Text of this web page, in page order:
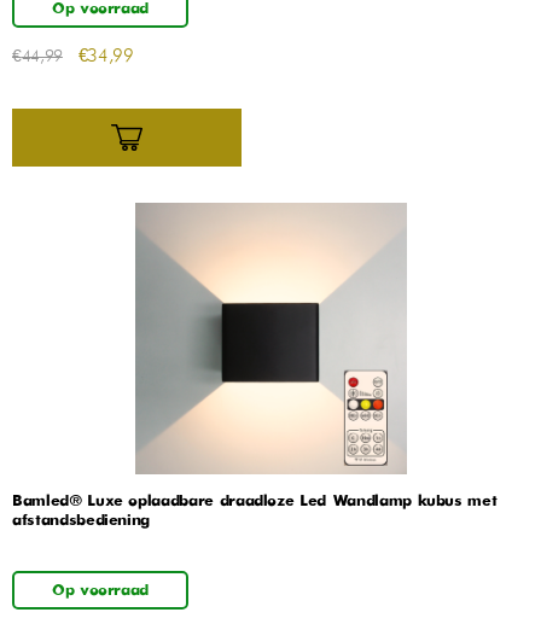
Op voorraad
€44,99 €34,99
Bamled® Luxe oplaadbare draadloze Led Wandlamp kubus met
afstandsbediening
Op voorraad